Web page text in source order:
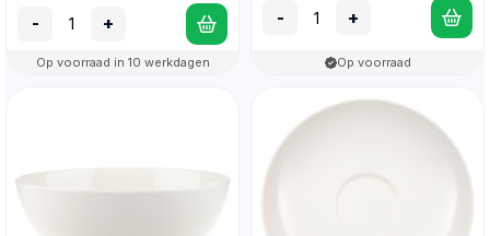
-
+
Op voorraad in 10 werkdagen
- +
Op voorraad